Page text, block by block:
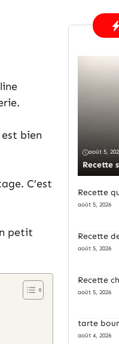
bien
C’est
petit
août 5,
Recette
Recette
août 5, 2026
Recette
août 5, 2026
Recette
août 5, 2026
tarte
août 4, 2026